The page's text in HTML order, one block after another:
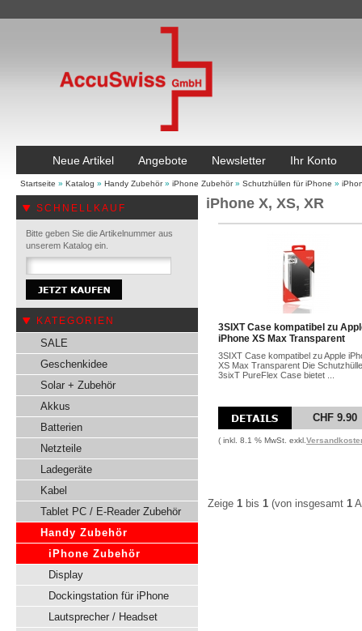
Neue Artikel Angebote Newsletter Ihr Konto
Startseite » Katalog » Handy Zubehör» iPhone Zubehör» Schutzhüllen für iPhone »
SCHNELLKAUF
Bitte geben Sie die Artikelnummer aus
unserem Katalog ein.
KATEGORIEN
SALE
Geschenkidee
Solar + Zubehör
Akkus
Batterien
Netzteile
Ladegeräte
Kabel
Tablet PC / E-Reader Zubehör
Handy Zubehör
iPhone Zubehör
Display
Dockingstation für iPhone
Lautsprecher / Headset
iPhone X, XS, XR
3SIXT Case kompatibel zu
iPhone XS Max Transparent
3SIXT Case kompatibel zu Apple
XS Max Transparent Die Schutzhülle
3sixT PureFlex Case bietet ...
CHF 9.90
( inkl. 8.1 % MwSt. exkl.
Zeige 1 bis 1 (von insgesamt 1